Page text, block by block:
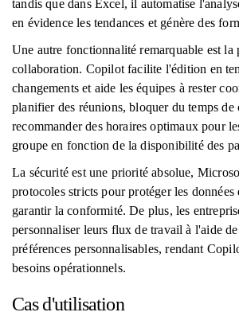
tandis que dans Excel, il automatise
en évidence les tendances et génère des
Une autre fonctionnalité remarquable est la
collaboration. Copilot facilite l'édition en
changements et aide les équipes à rester
planifier des réunions, bloquer du temps de
recommander des horaires optimaux pour
groupe en fonction de la disponibilité des
La sécurité est une priorité absolue,
protocoles stricts pour protéger les
garantir la conformité. De plus, les
personnaliser leurs flux de travail à l'aide
préférences personnalisables, rendant
besoins opérationnels.
Cas d'utilisation